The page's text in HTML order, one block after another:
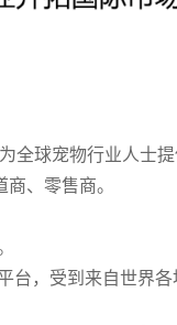
全球宠物行业人士
、零售商。
台，受到来自世界